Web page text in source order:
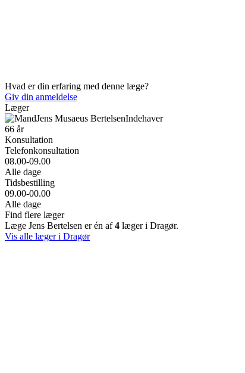
Hvad er din erfaring med denne læge?
Giv din anmeldelse
Læger
Jens Musaeus BertelsenIndehaver
66 år
Konsultation
Telefonkonsultation
08.00-09.00
Alle dage
Tidsbestilling
09.00-00.00
Alle dage
Find flere læger
Læge Jens Bertelsen er én af4 læger i Dragør.
Vis alle læger i Dragør